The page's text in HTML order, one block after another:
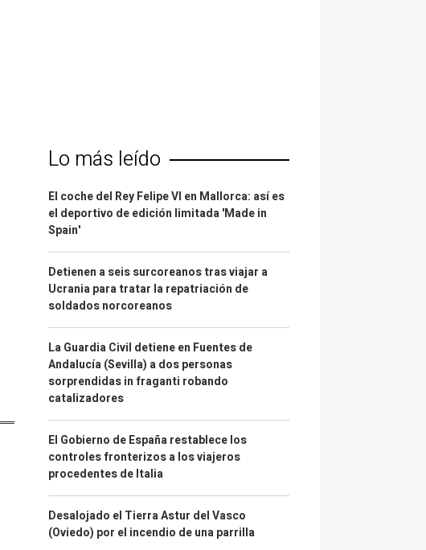
Lo más leído
El coche del Rey Felipe VI en Mallorca: así es
el deportivo de edición limitada 'Made in
Spain'
Detienen a seis surcoreanos tras viajar a
Ucrania para tratar la repatriación de
soldados norcoreanos
La Guardia Civil detiene en Fuentes de
Andalucía (Sevilla) a dos personas
sorprendidas in fraganti robando
catalizadores
El Gobierno de España restablece los
controles fronterizos a los viajeros
procedentes de Italia
Desalojado el Tierra Astur del Vasco
(Oviedo) por el incendio de una parrilla